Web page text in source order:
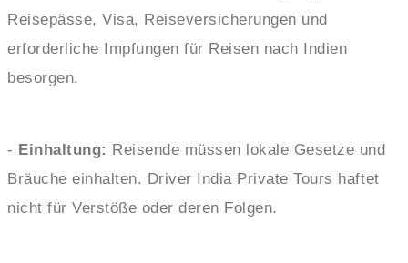
Reisepässe, Visa, Reiseversicherungen und
erforderliche Impfungen für Reisen nach Indien
besorgen.
- Einhaltung: Reisende müssen lokale Gesetze und
Bräuche einhalten. Driver India Private Tours haftet
nicht für Verstöße oder deren Folgen.